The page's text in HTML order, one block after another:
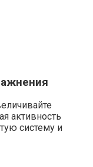
активность
систему и